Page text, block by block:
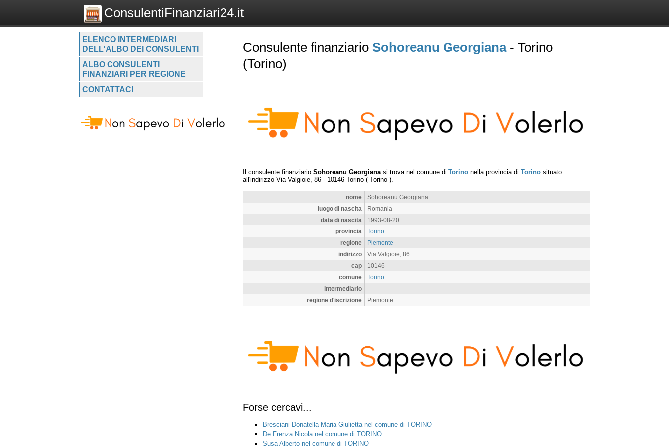
ConsulentiFinanziari24.it
ELENCO INTERMEDIARI
DELL'ALBO DEI CONSULENTI
ALBO CONSULENTI
FINANZIARI PER REGIONE
CONTATTACI
Consulente finanziario Sohoreanu Georgiana- Torino
(Torino)
Il consulente finanziario Sohoreanu Georgiana si trova nel comune di Torino nella provincia di Torino situato
all'indirizzo Via Valgioie, 86 - 10146 Torino ( Torino ).
nome
Sohoreanu Georgiana
luogo di nascita
Romania
data di nascita
1993-08-20
provincia
Torino
regione
Piemonte
indirizzo
Via Valgioie, 86
cap
10146
comune
Torino
intermediario
regione d'iscrizione
Piemonte
Forse cercavi...
Bresciani Donatella Maria Giulietta nel comune di TORINO
De Frenza Nicola nel comune di TORINO
Susa Alberto nel comune di TORINO